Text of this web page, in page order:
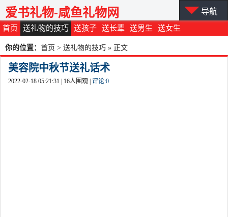
首页 送礼物的技巧 送孩子 送长辈 送男生 送女生
爱书礼物-咸鱼礼物网 导航
你的位置： 首页 > 送礼物的技巧 » 正文
美容院中秋节送礼话术
2022-02-18 05:21:31 | 16人围观 | 评论:0